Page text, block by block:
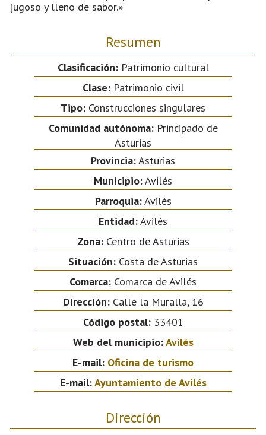
jugoso y lleno de sabor.»
Resumen
Clasificación:Patrimonio cultural
Clase:Patrimonio civil
Tipo: Construcciones singulares
Comunidad autónoma:Principado de
Asturias
Provincia:Asturias
Municipio:Avilés
Parroquia:Avilés
Entidad:Avilés
Zona:Centro de Asturias
Situación: Costa de Asturias
Comarca: Comarca de Avilés
Dirección:Calle la Muralla, 16
Código postal:33401
Web del municipio:Avilés
E-mail: Oficina de turismo
E-mail:Ayuntamiento de Avilés
Dirección